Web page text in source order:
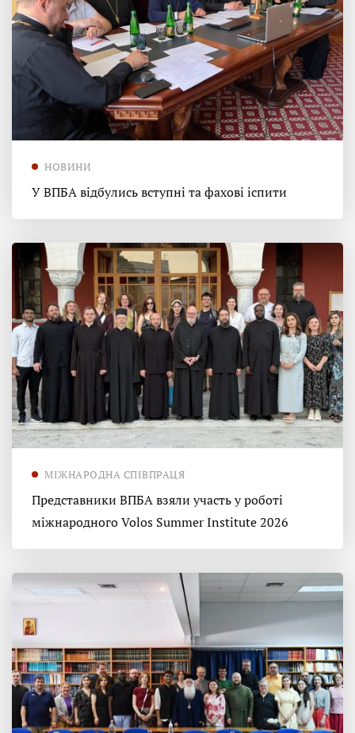
НОВИНИ
У ВПБА відбулись вступні та фахові іспити
МІЖНАРОДНА СПІВПРАЦЯ
Представники ВПБА взяли участь у роботі
міжнародного Volos Summer Institute 2026